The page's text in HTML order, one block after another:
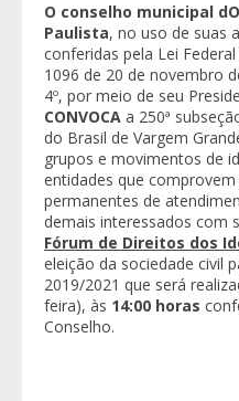
O conselho municipal
Paulista, no uso de suas
conferidas pela Lei
1096 de 20 de novembro
4º, por meio de seu
CONVOCA a 250ª
do Brasil de Vargem
grupos e movimentos de
entidades que
permanentes de
demais interessados com
Fórum de Direitos dos
eleição da sociedade civil
2019/2021 que será
feira), às 14:00 horas
Conselho.